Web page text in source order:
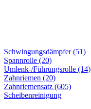
Schwingungsdämpfer (51)
Spannrolle (20)
Umlenk-/Führungsrolle (14)
Zahnriemen (20)
Zahnriemensatz (605)
Scheibenreinigung